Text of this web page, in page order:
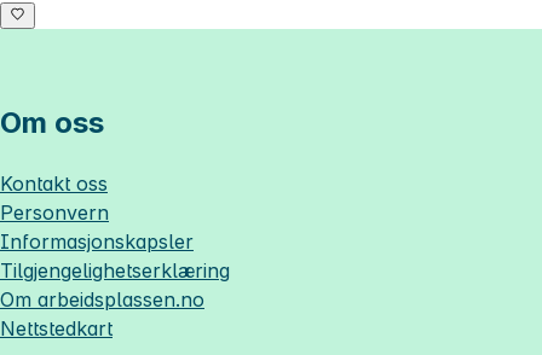
Om oss
Kontakt oss
Personvern
Informasjonskapsler
Tilgjengelighetserklæring
Om arbeidsplassen.no
Nettstedkart